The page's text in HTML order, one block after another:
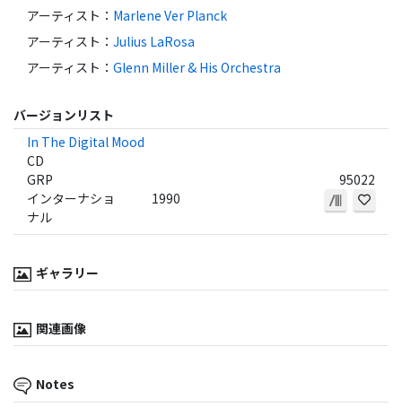
アーティスト ： Marlene Ver Planck
アーティスト ： Julius LaRosa
アーティスト ： Glenn Miller & His Orchestra
バージョンリスト
In The Digital Mood
CD
GRP
95022
インターナショ
ナル
1990
ギャラリー
関連画像
Notes